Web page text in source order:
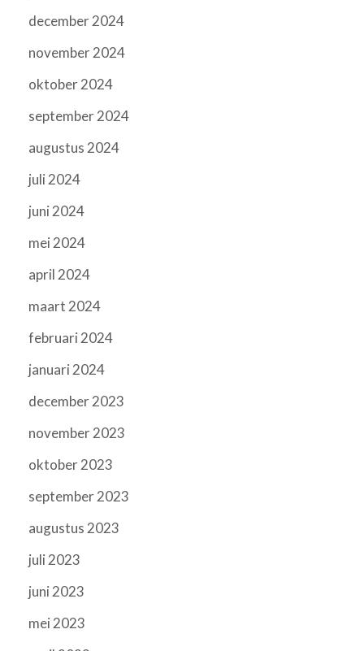
december 2024
november 2024
oktober 2024
september 2024
augustus 2024
juli 2024
juni 2024
mei 2024
april 2024
maart 2024
februari 2024
januari 2024
december 2023
november 2023
oktober 2023
september 2023
augustus 2023
juli 2023
juni 2023
mei 2023